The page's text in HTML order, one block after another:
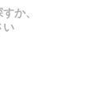
か、
い